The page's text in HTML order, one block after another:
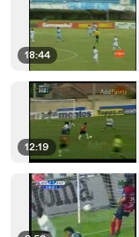
18:44
12:19